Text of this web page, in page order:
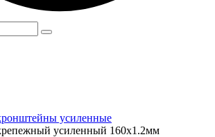
усиленные
усиленный 160х1.2мм